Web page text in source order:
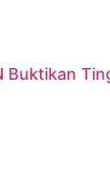
Buktikan